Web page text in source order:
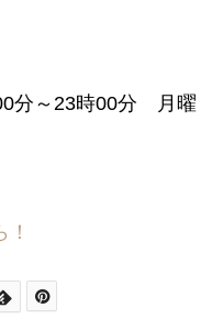
分～23時00分 月曜